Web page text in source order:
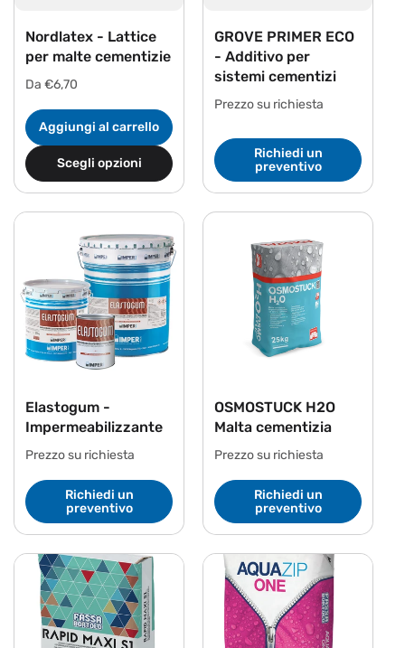
:
Nordlatex - Lattice
per malte cementizie
Prezzo
listino
Da €6,70
Aggiungi al carrello
Scegli opzioni
GROVE PRIMER ECO
- Additivo per
sistemi cementizi
Prezzo su richiesta
Richiedi un
preventivo
Elastogum -
Impermeabilizzante
Prezzo su richiesta
Richiedi un
preventivo
OSMOSTUCK H2O
Malta cementizia
Prezzo su richiesta
Richiedi un
preventivo